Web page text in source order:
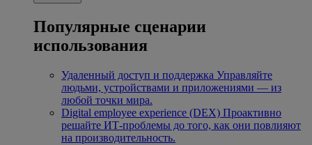
Популярные сценарии
использования
Удаленный доступ и поддержка Управляйте
людьми, устройствами и приложениями — из
любой точки мира.
Digital employee experience (DEX) Проактивно
решайте ИТ-проблемы до того, как они повлияют
на производительность.